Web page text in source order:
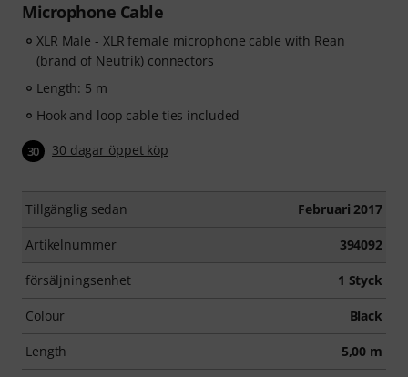
Microphone Cable
XLR Male - XLR female microphone cable with Rean
(brand of Neutrik) connectors
Length: 5 m
Hook and loop cable ties included
30 30 dagar öppet köp
Tillgänglig sedan Februari 2017
Artikelnummer 394092
försäljningsenhet 1 Styck
Colour Black
Length 5,00 m